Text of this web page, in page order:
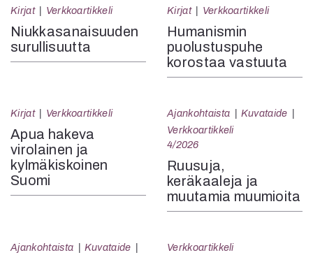
Kirjat Verkkoartikkeli
Niukkasanaisuuden
surullisuutta
Kirjat Verkkoartikkeli
Humanismin
puolustuspuhe
korostaa vastuuta
Kirjat Verkkoartikkeli
Apua hakeva
virolainen ja
kylmäkiskoinen
Suomi
Ajankohtaista
Kuvataide
Verkkoartikkeli
4/2026
Ruusuja,
keräkaaleja ja
muutamia muumioita
Ajankohtaista
Kuvataide
Verkkoartikkeli